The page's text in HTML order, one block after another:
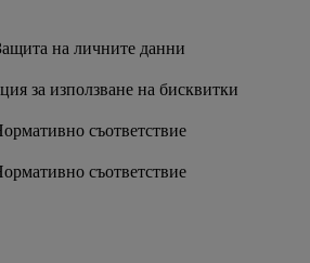
на личните данни
за използване на бисквитки
съответствие
съответствие